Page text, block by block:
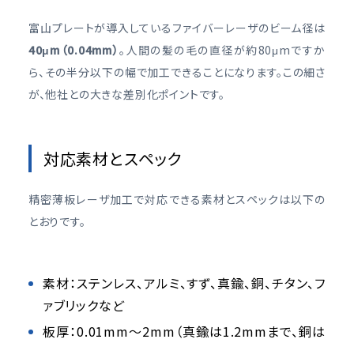
富山プレートが導入しているファイバーレーザのビーム径は
40μm（0.04mm）。人間の髪の毛の直径が約80μmですか
ら、その半分以下の幅で加工できることになります。この細さ
が、他社との大きな差別化ポイントです。
対応素材とスペック
精密薄板レーザ加工で対応できる素材とスペックは以下の
とおりです。
素材：ステンレス、アルミ、すず、真鍮、銅、チタン、フ
ァブリックなど
板厚：0.01mm〜2mm（真鍮は1.2mmまで、銅は